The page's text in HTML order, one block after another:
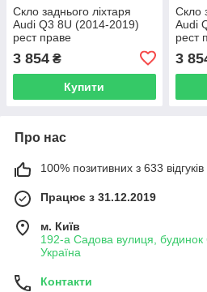
Скло заднього ліхтаря
Audi Q3 8U (2014-2019)
рест праве
3 854 ₴
Купити
Скло
Audi
рест
3
Про нас
100% позитивних з 633 відгуків
Працює з 31.12.2019
м. Київ
192-а Садова вулиця, будинок
Україна
Контакти